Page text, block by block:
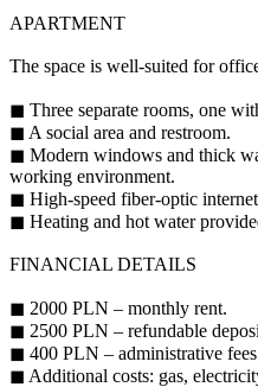
APARTMENT
The space is well-suited for
◼ Three separate rooms, one
◼ A social area and restroom.
◼ Modern windows and thick
working environment.
◼ High-speed fiber-optic
◼ Heating and hot water
FINANCIAL DETAILS
◼ 2000 PLN – monthly rent.
◼ 2500 PLN – refundable
◼ 400 PLN – administrative
◼ Additional costs: gas,